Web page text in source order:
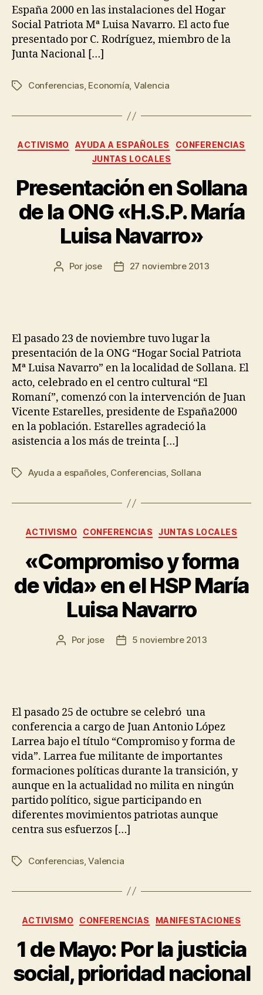
España 2000 en las instalaciones del Hogar
Social Patriota Mª Luisa Navarro. El acto fue
presentado por C. Rodríguez, miembro de la
Junta Nacional […]
Conferencias, Economía, Valencia
ACTIVISMO AYUDA A ESPAÑOLES
CONFERENCIAS
JUNTAS LOCALES
Presentación en Sollana
de la ONG «H.S.P. María
Luisa Navarro»
Por jose 27 noviembre 2013
El pasado 23 de noviembre tuvo lugar la
presentación de la ONG “Hogar Social Patriota
Mª Luisa Navarro” en la localidad de Sollana. El
acto, celebrado en el centro cultural “El
Romaní”, comenzó con la intervención de Juan
Vicente Estarelles, presidente de España2000
en la población. Estarelles agradeció la
asistencia a los más de treinta […]
Ayuda a españoles, Conferencias, Sollana
ACTIVISMO CONFERENCIAS JUNTAS LOCALES
«Compromiso y forma
de vida» en el HSP María
Luisa Navarro
Por jose 5 noviembre 2013
El pasado 25 de octubre se celebró una
conferencia a cargo de Juan Antonio López
Larrea bajo el título “Compromiso y forma de
vida”. Larrea fue militante de importantes
formaciones políticas durante la transición, y
aunque en la actualidad no milita en ningún
partido político, sigue participando en
diferentes movimientos patriotas aunque
centra sus esfuerzos […]
Conferencias,Valencia
ACTIVISMO CONFERENCIAS MANIFESTACIONES
1 de Mayo: Por la justicia
social, prioridad nacional